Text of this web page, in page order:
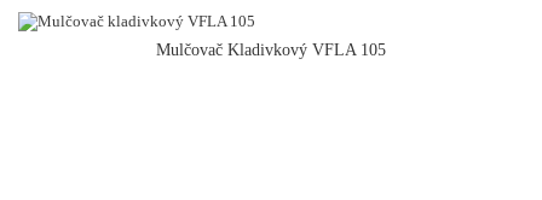
Mulčovač Kladivkový VFLA 105